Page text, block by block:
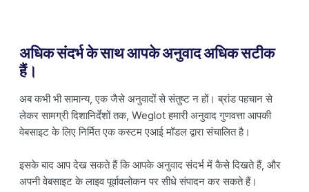
अधिक संदर्भ के साथ आपके अनुवाद अधिक सटीक
हैं।
अब कभी भी सामान्य, एक जैसे अनुवादों से संतुष्ट न हों। ब्रांड पहचान से
लेकर सामग्री दिशानिर्देशों तक, Weglot हमारी अनुवाद गुणवत्ता आपकी
वेबसाइट के लिए निर्मित एक कस्टम एआई मॉडल द्वारा संचालित है।
इसके बाद आप देख सकते हैं कि आपके अनुवाद संदर्भ में कैसे दिखते हैं, और
अपनी वेबसाइट के लाइव पूर्वावलोकन पर सीधे संपादन कर सकते हैं।